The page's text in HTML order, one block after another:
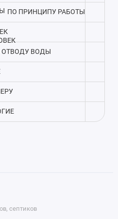
на подбор оборудования и
всех элементов очистки
в 1600 литров, Kolo Vesi 8
домов с количеством
на заявленную
ПО ПРИНЦИПУ РАБОТЫ
ОТВОДУ ВОДЫ
септиков